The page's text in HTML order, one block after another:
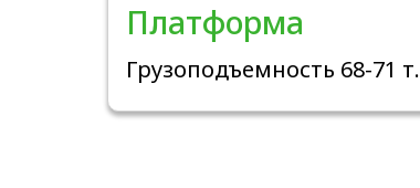
Платформа
Грузоподъемность 68-71 т.